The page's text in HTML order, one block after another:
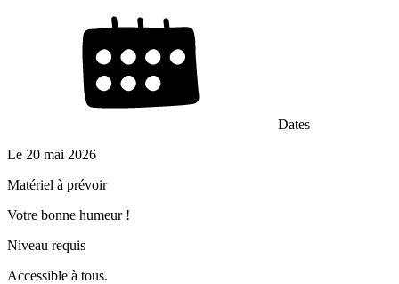
Dates
Le 20 mai 2026
Matériel à prévoir
Votre bonne humeur !
Niveau requis
Accessible à tous.